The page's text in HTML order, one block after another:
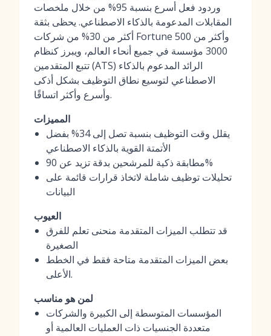
وردود فعل أسرع بنسبة 95% من خلال ملخصات
المقابلات المدعومة بالذكاء الاصطناعي. يحظى بثقة
أكثر من 30% من شركات Fortune 500 وأكثر من
3000 مؤسسة في جميع أنحاء العالم، ويبرز كنظام
تتبع المتقدمين (ATS) الرائد المدعوم بالذكاء
الاصطناعي لتوسيع نطاق التوظيف بشكل أذكى
وأسرع وأكثر اتساقًا.
المميزات
يقلل وقت التوظيف بنسبة تصل إلى 34% بفضل
الأتمتة القوية بالذكاء الاصطناعي
مطابقة ذكية للمرشحين بدقة تزيد عن 90%
تحليلات توظيف شاملة لاتخاذ قرارات قائمة على
البيانات
العيوب
قد تتطلب الميزات المتقدمة منحنى تعلم للفرق
الصغيرة
بعض الميزات المتقدمة متاحة فقط في الخطط
الأعلى.
لمن هو مناسب
المؤسسات المتوسطة إلى الكبيرة والشركات
متعددة الجنسيات ذات العمليات العالمية أو